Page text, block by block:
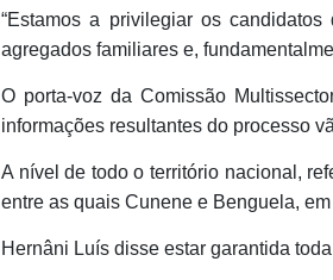
“Estamos a privilegiar os
agregados familiares e,
O porta-voz da Comissão
informações resultantes do processo
A nível de todo o território nacional,
entre as quais Cunene e Benguela,
Hernâni Luís disse estar garantida